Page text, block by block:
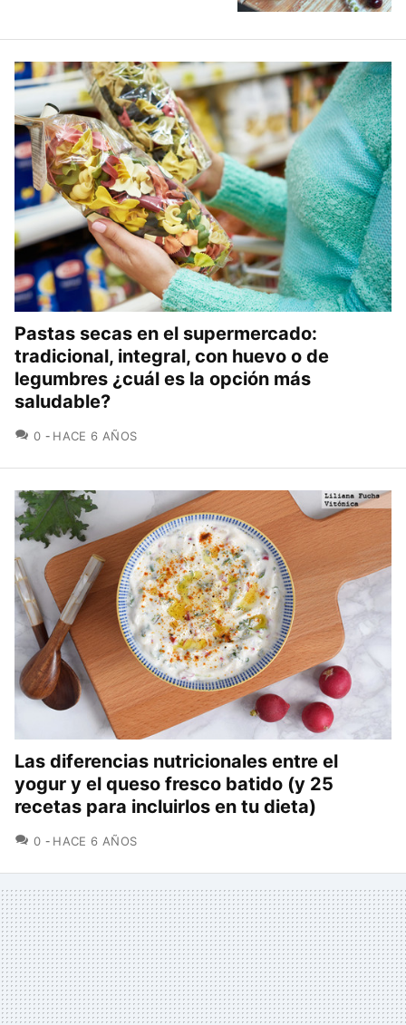
Pastas secas en el supermercado:
tradicional, integral, con huevo o de
legumbres ¿cuál es la opción más
saludable?
0 COMENTARIOS
HACE 6 AÑOS
Las diferencias nutricionales entre el
yogur y el queso fresco batido (y 25
recetas para incluirlos en tu dieta)
0 COMENTARIOS
HACE 6 AÑOS